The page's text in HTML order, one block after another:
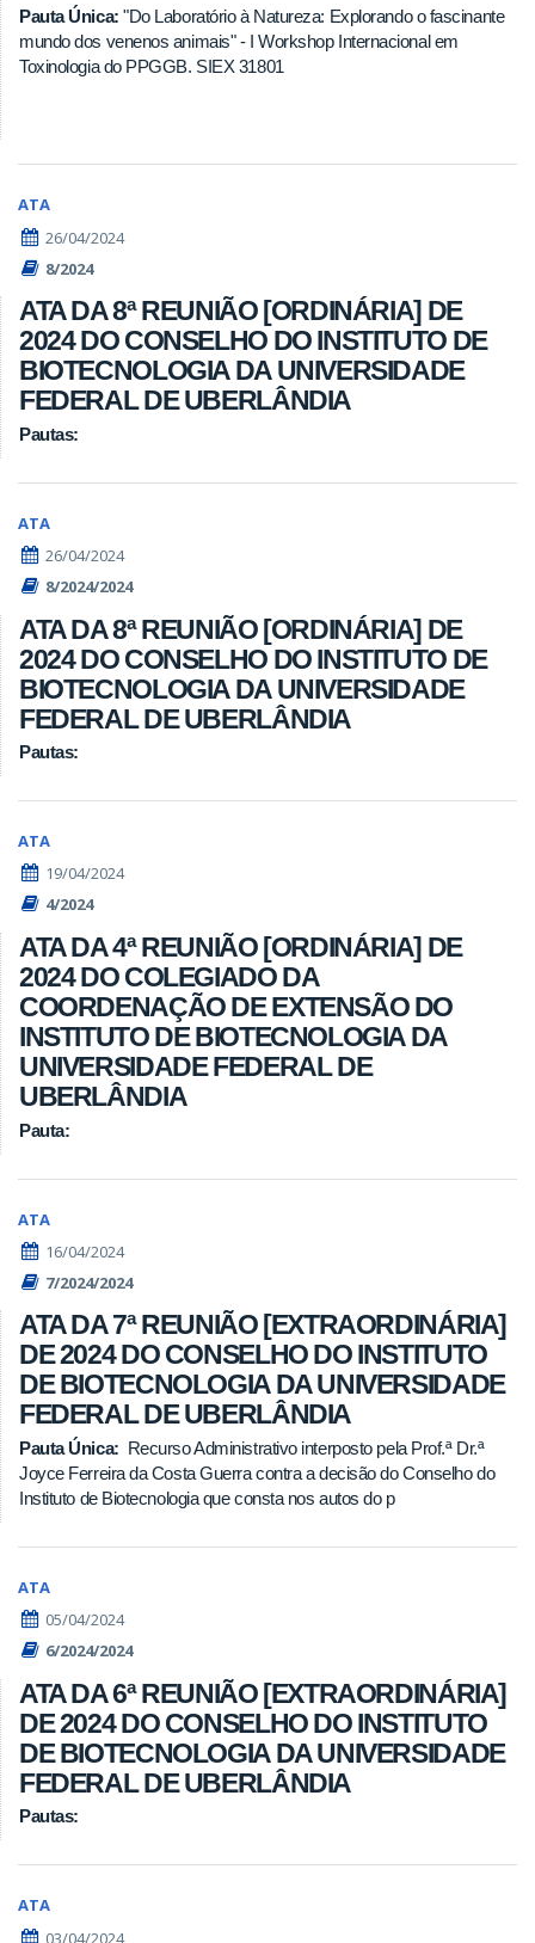
Pauta Única: "Do Laboratório à Natureza: Explorando o fascinante
mundo dos venenos animais" - I Workshop Internacional em
Toxinologia do PPGGB. SIEX 31801
ATA
26/04/2024
8/2024
ATA DA 8ª REUNIÃO [ORDINÁRIA] DE
2024 DO CONSELHO DO INSTITUTO DE
BIOTECNOLOGIA DA UNIVERSIDADE
FEDERAL DE UBERLÂNDIA
Pautas:
ATA
26/04/2024
8/2024/2024
ATA DA 8ª REUNIÃO [ORDINÁRIA] DE
2024 DO CONSELHO DO INSTITUTO DE
BIOTECNOLOGIA DA UNIVERSIDADE
FEDERAL DE UBERLÂNDIA
Pautas:
ATA
19/04/2024
4/2024
ATA DA 4ª REUNIÃO [ORDINÁRIA] DE
2024 DO COLEGIADO DA
COORDENAÇÃO DE EXTENSÃO DO
INSTITUTO DE BIOTECNOLOGIA DA
UNIVERSIDADE FEDERAL DE
UBERLÂNDIA
Pauta:
ATA
16/04/2024
7/2024/2024
ATA DA 7ª REUNIÃO [EXTRAORDINÁRIA]
DE 2024 DO CONSELHO DO INSTITUTO
DE BIOTECNOLOGIA DA UNIVERSIDADE
FEDERAL DE UBERLÂNDIA
Pauta Única: Recurso Administrativo interposto pela Prof.ª Dr.ª
Joyce Ferreira da Costa Guerra contra a decisão do Conselho do
Instituto de Biotecnologia que consta nos autos do p
ATA
05/04/2024
6/2024/2024
ATA DA 6ª REUNIÃO [EXTRAORDINÁRIA]
DE 2024 DO CONSELHO DO INSTITUTO
DE BIOTECNOLOGIA DA UNIVERSIDADE
FEDERAL DE UBERLÂNDIA
Pautas:
ATA
03/04/2024